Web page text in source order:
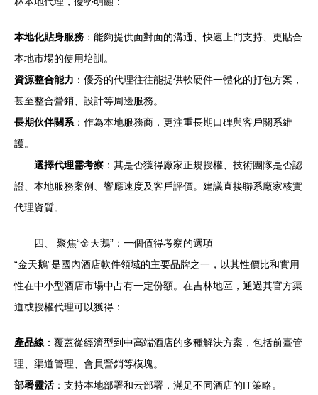
本地化貼身服務 ：能夠提供面對面的溝通、快速上門支持、更貼合
本地市場的使用培訓。
資源整合能力 ：優秀的代理往往能提供軟硬件一體化的打包方案，
甚至整合營銷、設計等周邊服務。
長期伙伴關系 ：作為本地服務商，更注重長期口碑與客戶關系維
護。
選擇代理需考察 ：其是否獲得廠家正規授權、技術團隊是否認
證、本地服務案例、響應速度及客戶評價。建議直接聯系廠家核實
代理資質。
四、 聚焦“金天鵝”：一個值得考察的選項
“金天鵝”是國內酒店軟件領域的主要品牌之一，以其性價比和實用
性在中小型酒店市場中占有一定份額。在吉林地區，通過其官方渠
道或授權代理可以獲得：
產品線 ：覆蓋從經濟型到中高端酒店的多種解決方案，包括前臺管
理、渠道管理、會員營銷等模塊。
部署靈活 ：支持本地部署和云部署，滿足不同酒店的IT策略。